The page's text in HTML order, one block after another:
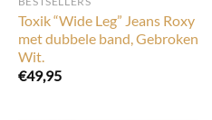
Toxik “Wide Leg” Jeans Roxy
met dubbele band, Gebroken
Wit.
€49,95